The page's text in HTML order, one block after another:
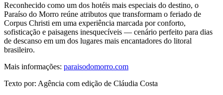
Reconhecido como um dos hotéis mais especiais do destino, o
Paraíso do Morro reúne atributos que transformam o feriado de
Corpus Christi em uma experiência marcada por conforto,
sofisticação e paisagens inesquecíveis — cenário perfeito para dias
de descanso em um dos lugares mais encantadores do litoral
brasileiro.
Mais informações: paraisodomorro.com
Texto por: Agência com edição de Cláudia Costa